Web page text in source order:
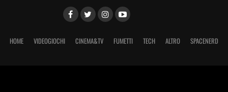
HOME VIDEOGIOCHI CINEMA&TV FUMETTI TECH ALTRO SPACENERD